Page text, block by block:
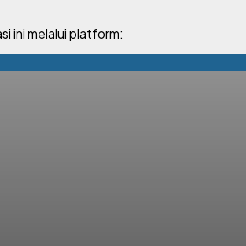
ini melalui platform: